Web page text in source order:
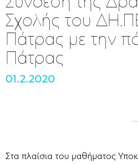
Σχολής του
Πάτρας με την
Πάτρας
01.2.2020
Στα πλαίσια του μαθήματος